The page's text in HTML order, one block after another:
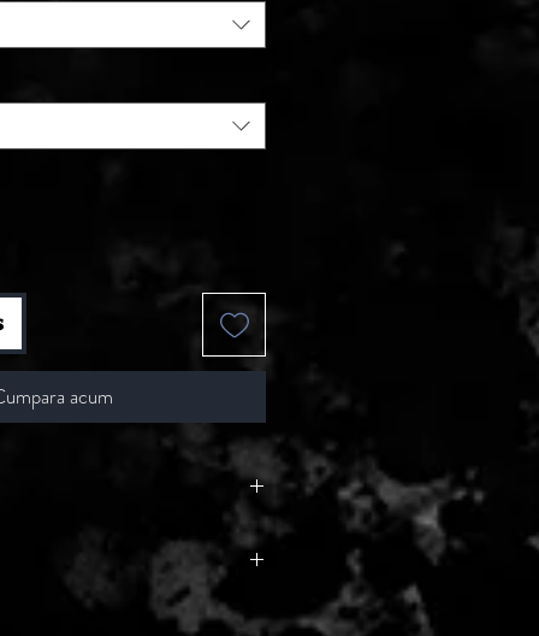
acum
sectiune sunt puse la vanzare
doreste personalizarea, acest
2 zile lucratoare, din momentul